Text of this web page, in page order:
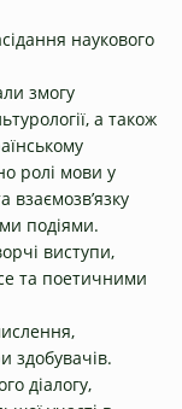
наукового
змогу
а також
ролі мови у
взаємозв’язку
подіями.
виступи,
та поетичними
здобувачів.
діалогу,